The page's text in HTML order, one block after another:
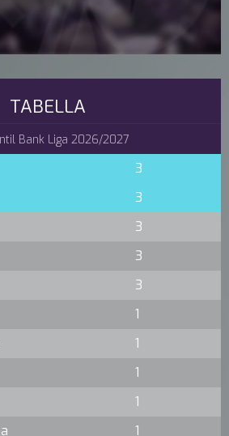
TABELLA
Bank Liga 2026/2027
3
3
3
3
3
1
1
1
1
1